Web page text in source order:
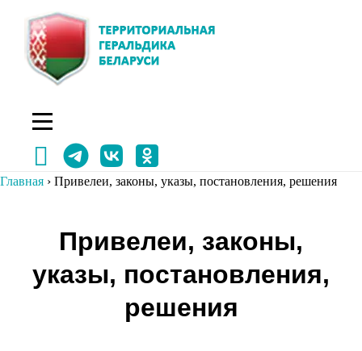
содержимому
Главная › Привелеи, законы, указы, постановления, решения
Привелеи, законы,
указы, постановления,
решения